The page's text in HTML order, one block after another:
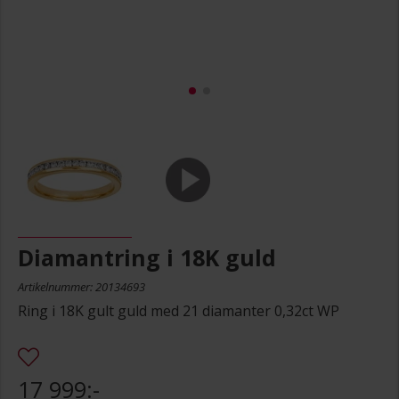
Diamantring i 18K guld
Artikelnummer: 20134693
Ring i 18K gult guld med 21 diamanter 0,32ct WP
17 999:-